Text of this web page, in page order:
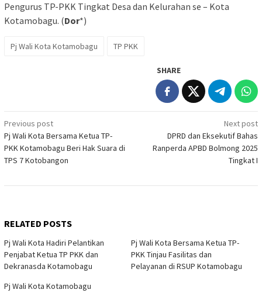
Pengurus TP-PKK Tingkat Desa dan Kelurahan se – Kota
Kotamobagu. (Dor*)
Pj Wali Kota Kotamobagu TP PKK
SHARE
Post
navigation
Previous post
Pj Wali Kota Bersama Ketua TP-
PKK Kotamobagu Beri Hak Suara di
TPS 7 Kotobangon
Next post
DPRD dan Eksekutif Bahas
Ranperda APBD Bolmong 2025
Tingkat I
RELATED POSTS
Pj Wali Kota Hadiri Pelantikan
Penjabat Ketua TP PKK dan
Dekranasda Kotamobagu
Pj Wali Kota Bersama Ketua TP-
PKK Tinjau Fasilitas dan
Pelayanan di RSUP Kotamobagu
Pj Wali Kota Kotamobagu